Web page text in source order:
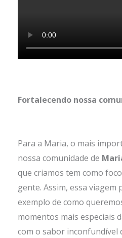
Fortalecendo nossa
Para a Maria, o mais
nossa comunidade de
que criamos tem como
gente. Assim, essa viagem
exemplo de como
momentos mais especiais
com o sabor inconfundível